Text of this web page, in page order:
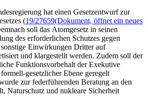
hat einen Gesetzentwurf zur
(19/27659(Dokument, öffnet ein neues
soll das Atomgesetz in seinen
des erforderlichen Schutzes gegen
sonstige Einwirkungen Dritter auf
und klargestellt werden. Zudem soll der
Funktionsvorbehalt der Exekutive
gesetzlicher Ebene geregelt
zur federführenden Beratung an den
Naturschutz und nukleare Sicherheit